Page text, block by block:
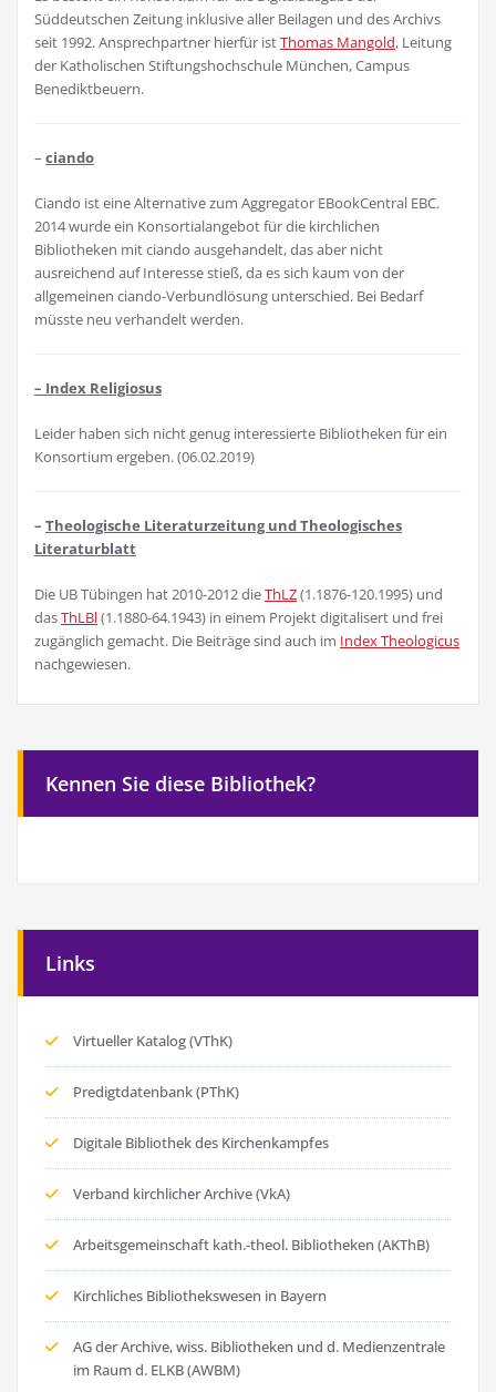
Süddeutschen Zeitung inklusive aller Beilagen und des Archivs
seit 1992. Ansprechpartner hierfür istThomas Mangold, Leitung
der Katholischen Stiftungshochschule München, Campus
Benediktbeuern.
– ciando
Ciando ist eine Alternative zum Aggregator EBookCentral EBC.
2014 wurde ein Konsortialangebot für die kirchlichen
Bibliotheken mit ciando ausgehandelt, das aber nicht
ausreichend auf Interesse stieß, da es sich kaum von der
allgemeinen ciando-Verbundlösung unterschied. Bei Bedarf
müsste neu verhandelt werden.
– Index Religiosus
Leider haben sich nicht genug interessierte Bibliotheken für ein
Konsortium ergeben. (06.02.2019)
– Theologische Literaturzeitung und Theologisches
Literaturblatt
Die UB Tübingen hat 2010-2012 dieThLZ(1.1876-120.1995) und
dasThLBl(1.1880-64.1943) in einem Projekt digitalisert und frei
zugänglich gemacht. Die Beiträge sind auch im Index Theologicus
nachgewiesen.
Kennen Sie diese Bibliothek?
Links
Virtueller Katalog (VThK)
Predigtdatenbank (PThK)
Digitale Bibliothek des Kirchenkampfes
Verband kirchlicher Archive (VkA)
Arbeitsgemeinschaft kath.-theol. Bibliotheken (AKThB)
Kirchliches Bibliothekswesen in Bayern
AG der Archive, wiss. Bibliotheken und d. Medienzentrale
im Raum d. ELKB (AWBM)